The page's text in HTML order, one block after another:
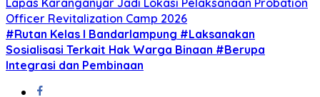
Officer Revitalization Camp 2026
#Rutan Kelas I Bandarlampung #Laksanakan
Sosialisasi Terkait Hak Warga Binaan #Berupa
Integrasi dan Pembinaan